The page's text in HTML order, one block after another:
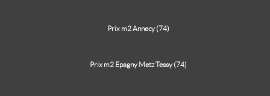
Prix m2 Annecy (74)
Prix m2 Epagny Metz Tessy (74)